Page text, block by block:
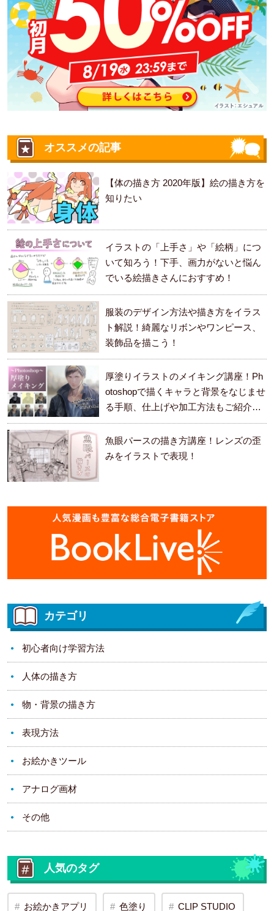
オススメの記事
【体の描き方 2020年版】絵の描き方を
知りたい
イラストの「上手さ」や「絵柄」につ
いて知ろう！下手、画力がないと悩ん
でいる絵描きさんにおすすめ！
服装のデザイン方法や描き方をイラス
ト解説！綺麗なリボンやワンピース、
装飾品を描こう！
厚塗りイラストのメイキング講座！Ph
otoshopで描くキャラと背景をなじませ
る手順、仕上げや加工方法もご紹介し
ます。
魚眼パースの描き方講座！レンズの歪
みをイラストで表現！
カテゴリ
初心者向け学習方法
人体の描き方
物・背景の描き方
表現方法
お絵かきツール
アナログ画材
その他
人気のタグ
お絵かきアプリ 色塗り CLIP STUDIO